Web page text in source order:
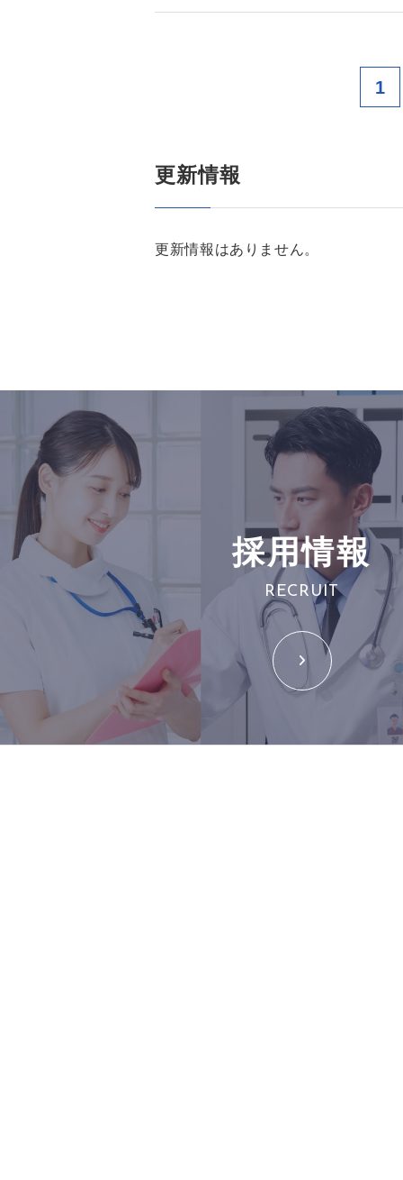
1
更新情報
更新情報はありません。
採用情報
RECRUIT